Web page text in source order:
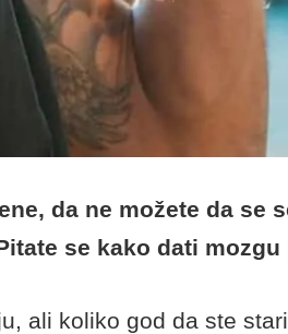
da ne možete da se
se kako dati
ali koliko god da ste